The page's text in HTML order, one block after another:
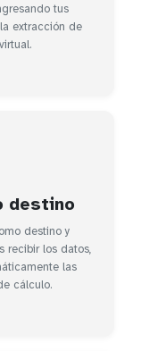
tus
extracción de
destino
destino y
recibir los datos,
las
cálculo.